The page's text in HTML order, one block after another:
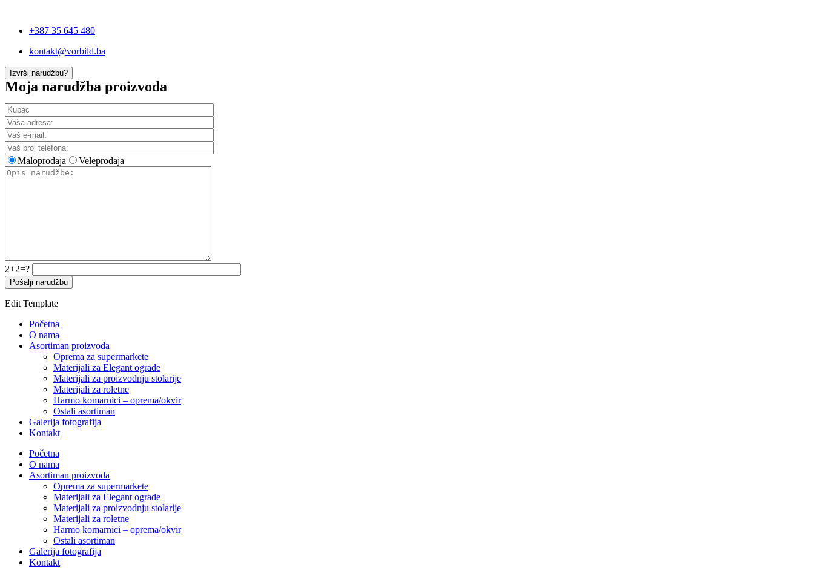
+387 35 645 480
kontakt@vorbild.ba
Izvrši narudžbu?
Moja narudžba proizvoda
Maloprodaja Veleprodaja
2+2=?
Edit Template
Početna
O nama
Asortiman proizvoda
Oprema za supermarkete
Materijali za Elegant ograde
Materijali za proizvodnju stolarije
Materijali za roletne
Harmo komarnici – oprema/okvir
Ostali asortiman
Galerija fotografija
Kontakt
Početna
O nama
Asortiman proizvoda
Oprema za supermarkete
Materijali za Elegant ograde
Materijali za proizvodnju stolarije
Materijali za roletne
Harmo komarnici – oprema/okvir
Ostali asortiman
Galerija fotografija
Kontakt